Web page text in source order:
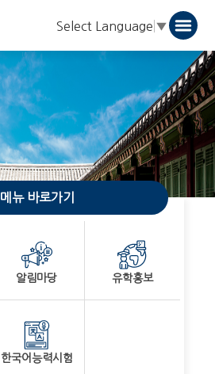
Select Language ▼
메뉴 바로가기
알림마당 유학홍보
한국어능력시험